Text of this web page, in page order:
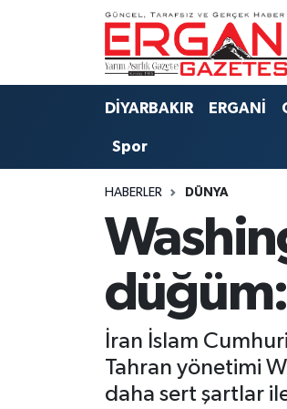
DİYARBAKIR ERGANİ
Spor
HABERLER DÜNYA
İran İslam
Tahran yönetimi
daha sert şartlar
DİYARBAKIR
BAĞLAR
ERGANİ
Resmi İlanlar
Ergani Nöbetçi Eczaneler
Ergani Hava Durumu
Tüm Manşetler
Son Dakika Haberleri
Haber Arşivi